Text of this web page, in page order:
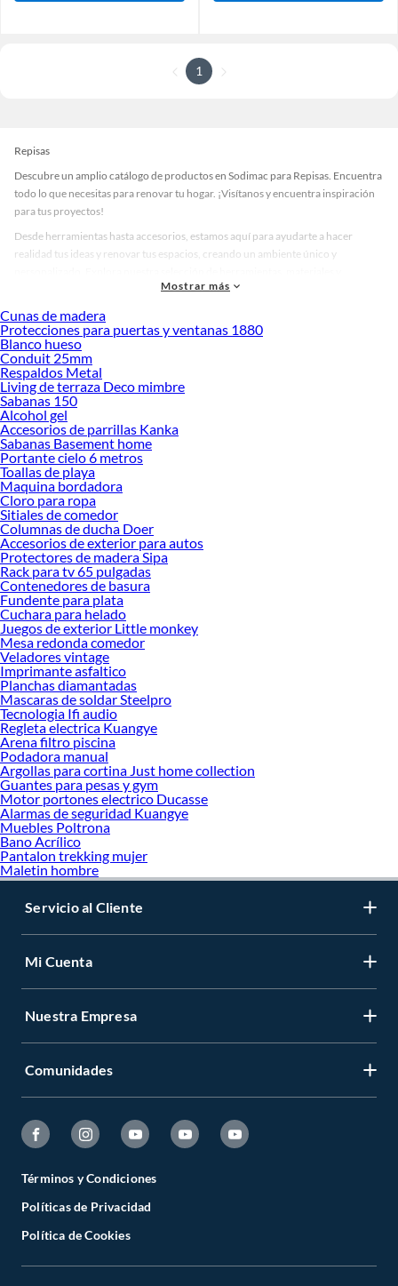
1
Repisas
Descubre un amplio catálogo de productos en Sodimac para Repisas. Encuentra
todo lo que necesitas para renovar tu hogar. ¡Visítanos y encuentra inspiración
para tus proyectos!
Desde herramientas hasta accesorios, estamos aquí para ayudarte a hacer
realidad tus ideas y renovar tus espacios, creando un ambiente único y
accesorios de calidad que te ayudarán a crear un espacio más tú.
Desde remodelaciones hasta proyectos de decoración, estamos aquí para hacer
tus ideas realidad. ¡Visítanos y encuentra todo lo que tenemos para ofrecerte en
Repisas!
Explora la variedad de productos de Repisas en Sodimac
Herramientas, materiales y accesorios de calidad para tus proyectos y
renovación de espacios. ¡Visítanos y descubre todo lo que tenemos para
ofrecerte!
Encuentra una amplia variedad de productos de Repisas en Sodimac. Encuentra
todo lo necesario para tus proyectos de renovación y decoración. ¡Visítanos y
haz tus ideas realidad!
Mostrar más
Cunas de madera
Protecciones para puertas y ventanas 1880
Blanco hueso
Conduit 25mm
Respaldos Metal
Living de terraza Deco mimbre
Sabanas 150
Alcohol gel
Accesorios de parrillas Kanka
Sabanas Basement home
Portante cielo 6 metros
Toallas de playa
Maquina bordadora
Cloro para ropa
Sitiales de comedor
Columnas de ducha Doer
Accesorios de exterior para autos
Protectores de madera Sipa
Rack para tv 65 pulgadas
Contenedores de basura
Fundente para plata
Cuchara para helado
Juegos de exterior Little monkey
Mesa redonda comedor
Veladores vintage
Imprimante asfaltico
Planchas diamantadas
Mascaras de soldar Steelpro
Tecnologia Ifi audio
Regleta electrica Kuangye
Arena filtro piscina
Podadora manual
Argollas para cortina Just home collection
Guantes para pesas y gym
Motor portones electrico Ducasse
Alarmas de seguridad Kuangye
Muebles Poltrona
Bano Acrílico
Pantalon trekking mujer
Maletin hombre
Servicio al Cliente
Mi Cuenta
Nuestra Empresa
Comunidades
Términos y Condiciones
Políticas de Privacidad
Política de Cookies